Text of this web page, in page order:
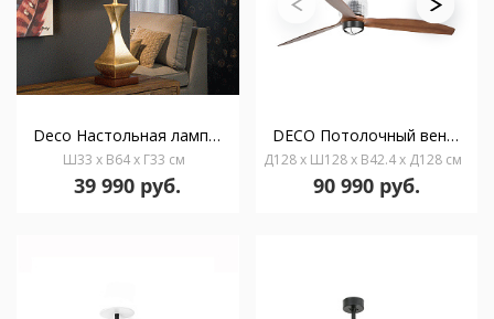
Deco Настольная лампа маленькая золотая 1L.
Ш33 x В64 x Г33 см
39 990 руб.
DECO Потолочный вентилятор с освещением Ш1280 черный 3P орех 3000K
Д128 x Ш128 x В42.4 x Д128 см
90 990 руб.